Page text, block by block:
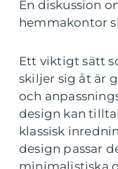
En diskussion
hemmakontor
Ett viktigt sätt
skiljer sig åt är
och
design kan
klassisk
design passar